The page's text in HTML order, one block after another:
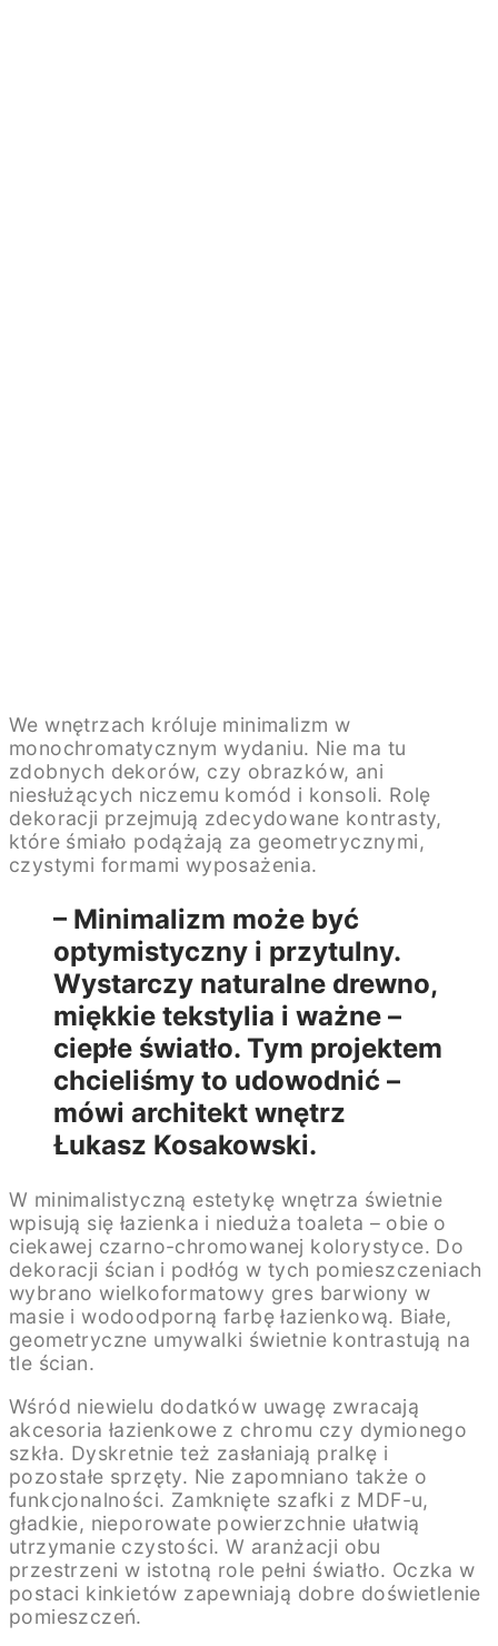
We wnętrzach króluje minimalizm w
monochromatycznym wydaniu. Nie ma tu
zdobnych dekorów, czy obrazków, ani
niesłużących niczemu komód i konsoli. Rolę
dekoracji przejmują zdecydowane kontrasty,
które śmiało podążają za geometrycznymi,
czystymi formami wyposażenia.
– Minimalizm może być
optymistyczny i przytulny.
Wystarczy naturalne drewno,
miękkie tekstylia i ważne –
ciepłe światło. Tym projektem
chcieliśmy to udowodnić –
mówi architekt wnętrz
Łukasz Kosakowski.
W minimalistyczną estetykę wnętrza świetnie
wpisują się łazienka i nieduża toaleta – obie o
ciekawej czarno-chromowanej kolorystyce. Do
dekoracji ścian i podłóg w tych pomieszczeniach
wybrano wielkoformatowy gres barwiony w
masie i wodoodporną farbę łazienkową. Białe,
geometryczne umywalki świetnie kontrastują na
tle ścian.
Wśród niewielu dodatków uwagę zwracają
akcesoria łazienkowe z chromu czy dymionego
szkła. Dyskretnie też zasłaniają pralkę i
pozostałe sprzęty. Nie zapomniano także o
funkcjonalności. Zamknięte szafki z MDF-u,
gładkie, nieporowate powierzchnie ułatwią
utrzymanie czystości. W aranżacji obu
przestrzeni w istotną role pełni światło. Oczka w
postaci kinkietów zapewniają dobre doświetlenie
pomieszczeń.